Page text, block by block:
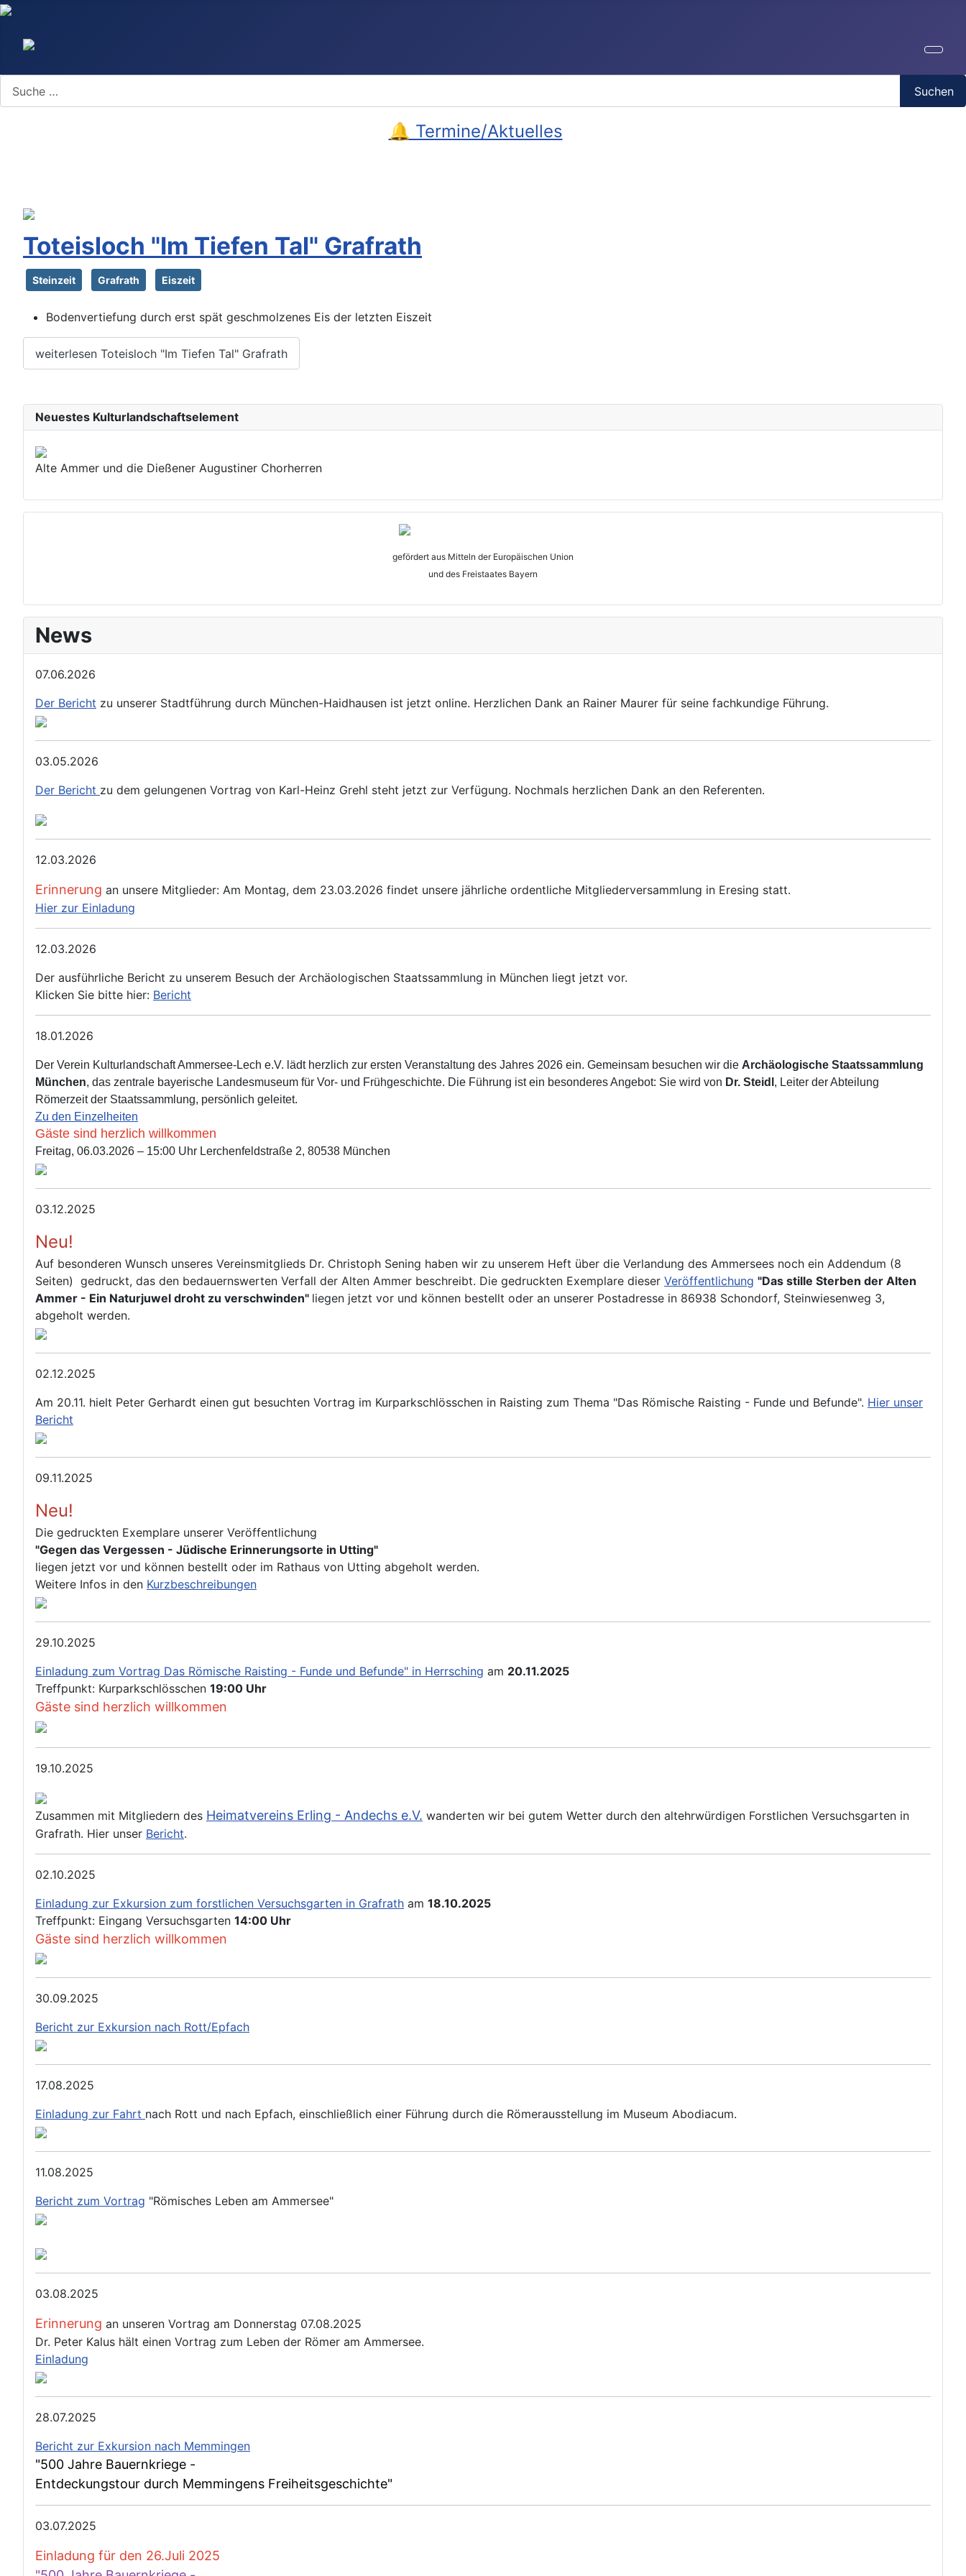
Suchen
🔔 Termine/Aktuelles
Toteisloch "Im Tiefen Tal" Grafrath
Steinzeit Grafrath Eiszeit
Bodenvertiefung durch erst spät geschmolzenes Eis der letzten Eiszeit
weiterlesen Toteisloch "Im Tiefen Tal" Grafrath
Neuestes Kulturlandschaftselement
Alte Ammer und die Dießener Augustiner Chorherren
gefördert aus Mitteln der Europäischen Union
und des Freistaates Bayern
News
07.06.2026
Der Bericht zu unserer Stadtführung durch München-Haidhausen ist jetzt online. Herzlichen Dank an Rainer Maurer für seine fachkundige Führung.
03.05.2026
Der Bericht zu dem gelungenen Vortrag von Karl-Heinz Grehl steht jetzt zur Verfügung. Nochmals herzlichen Dank an den Referenten.
12.03.2026
Erinnerung an unsere Mitglieder: Am Montag, dem 23.03.2026 findet unsere jährliche ordentliche Mitgliederversammlung in Eresing statt.
Hier zur Einladung
12.03.2026
Der ausführliche Bericht zu unserem Besuch der Archäologischen Staatssammlung in München liegt jetzt vor.
Klicken Sie bitte hier: Bericht
18.01.2026
Der Verein Kulturlandschaft Ammersee‑Lech e.V. lädt herzlich zur ersten Veranstaltung des Jahres 2026 ein. Gemeinsam besuchen wir die Archäologische Staatssammlung
München, das zentrale bayerische Landesmuseum für Vor‑ und Frühgeschichte. Die Führung ist ein besonderes Angebot: Sie wird von Dr. Steidl , Leiter der Abteilung
Römerzeit der Staatssammlung, persönlich geleitet.
Zu den Einzelheiten
Gäste sind herzlich willkommen
Freitag, 06.03.2026 – 15:00 Uhr Lerchenfeldstraße 2, 80538 München
03.12.2025
Neu!
Auf besonderen Wunsch unseres Vereinsmitglieds Dr. Christoph Sening haben wir zu unserem Heft über die Verlandung des Ammersees noch ein Addendum (8
Seiten) gedruckt, das den bedauernswerten Verfall der Alten Ammer beschreibt. Die gedruckten Exemplare dieser Veröffentlichung "Das stille Sterben der Alten
Ammer - Ein Naturjuwel droht zu verschwinden" liegen jetzt vor und können bestellt oder an unserer Postadresse in 86938 Schondorf, Steinwiesenweg 3,
abgeholt werden.
02.12.2025
Am 20.11. hielt Peter Gerhardt einen gut besuchten Vortrag im Kurparkschlösschen in Raisting zum Thema "Das Römische Raisting - Funde und Befunde". Hier unser
Bericht
09.11.2025
Neu!
Die gedruckten Exemplare unserer Veröffentlichung
"Gegen das Vergessen - Jüdische Erinnerungsorte in Utting"
liegen jetzt vor und können bestellt oder im Rathaus von Utting abgeholt werden.
Weitere Infos in den Kurzbeschreibungen
29.10.2025
Einladung zum Vortrag Das Römische Raisting - Funde und Befunde" in Herrsching am 20.11.2025
Treffpunkt: Kurparkschlösschen 19:00 Uhr
Gäste sind herzlich willkommen
19.10.2025
Zusammen mit Mitgliedern des Heimatvereins Erling - Andechs e.V. wanderten wir bei gutem Wetter durch den altehrwürdigen Forstlichen Versuchsgarten in
Grafrath. Hier unser Bericht.
02.10.2025
Einladung zur Exkursion zum forstlichen Versuchsgarten in Grafrath am 18.10.2025
Treffpunkt: Eingang Versuchsgarten 14:00 Uhr
Gäste sind herzlich willkommen
30.09.2025
Bericht zur Exkursion nach Rott/Epfach
17.08.2025
Einladung zur Fahrt nach Rott und nach Epfach, einschließlich einer Führung durch die Römerausstellung im Museum Abodiacum.
11.08.2025
Bericht zum Vortrag "Römisches Leben am Ammersee"
03.08.2025
Erinnerung an unseren Vortrag am Donnerstag 07.08.2025
Dr. Peter Kalus hält einen Vortrag zum Leben der Römer am Ammersee.
Einladung
28.07.2025
Bericht zur Exkursion nach Memmingen
"500 Jahre Bauernkriege -
Entdeckungstour durch Memmingens Freiheitsgeschichte"
03.07.2025
Einladung für den 26.Juli 2025